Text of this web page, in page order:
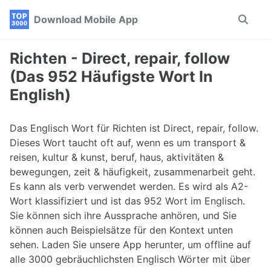
Skip
navigation
Skip
Skip
Download Mobile App
Toggle
Richten - Direct, repair, follow
(Das 952 Häufigste Wort In
English)
Das Englisch Wort für Richten ist Direct, repair, follow.
Dieses Wort taucht oft auf, wenn es um transport &
reisen, kultur & kunst, beruf, haus, aktivitäten &
bewegungen, zeit & häufigkeit, zusammenarbeit geht.
Es kann als verb verwendet werden. Es wird als A2-
Wort klassifiziert und ist das 952 Wort im Englisch.
Sie können sich ihre Aussprache anhören, und Sie
können auch Beispielsätze für den Kontext unten
sehen. Laden Sie unsere App herunter, um offline auf
alle 3000 gebräuchlichsten Englisch Wörter mit über